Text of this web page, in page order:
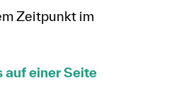
Zeitpunkt im
einer Seite